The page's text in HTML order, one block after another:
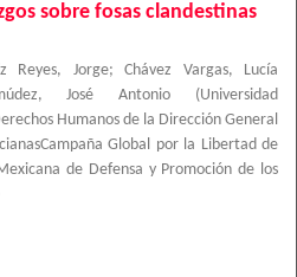
sobre fosas clandestinas
Reyes, Jorge; Chávez Vargas, Lucía
José Antonio (Universidad
Humanos de la Dirección General
Global por la Libertad de
de Defensa y Promoción de los